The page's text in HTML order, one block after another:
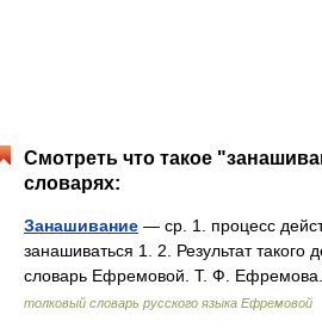
Смотреть что такое
словарях:
Занашивание — ср. 1. процесс
занашиваться 1. 2. Результат такого
словарь Ефремовой. Т. Ф.
толковый словарь русского языка Ефремовой